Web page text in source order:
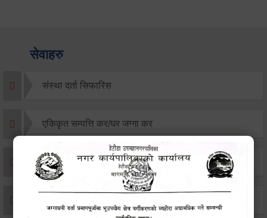
सेवाहरु
संस्था दर्ता सिफारिस
एकिकृत सम्पत्ति कर/घर जग्गा कर
विवाह दर्ता